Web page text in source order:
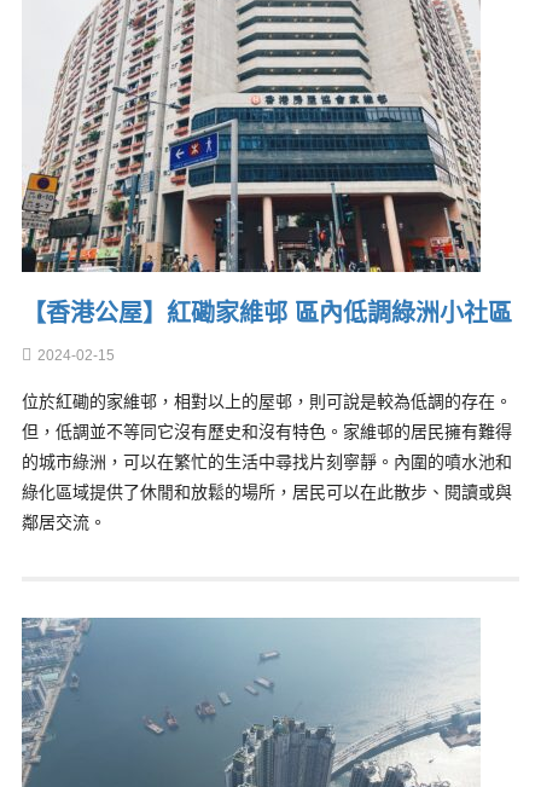
【香港公屋】紅磡家維邨 區內低調綠洲小社區
2024-02-15
位於紅磡的家維邨，相對以上的屋邨，則可說是較為低調的存在。
但，低調並不等同它沒有歷史和沒有特色。家維邨的居民擁有難得
的城市綠洲，可以在繁忙的生活中尋找片刻寧靜。內圍的噴水池和
綠化區域提供了休閒和放鬆的場所，居民可以在此散步、閱讀或與
鄰居交流。